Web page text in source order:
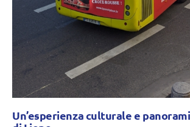
Un’esperienza culturale e